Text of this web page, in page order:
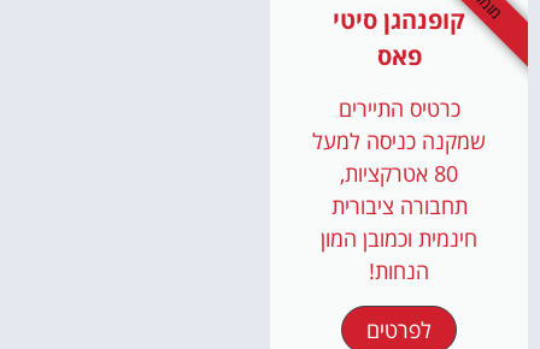
קופנהגן סיטי
פאס
כרטיס התיירים
שמקנה כניסה למעל
80 אטרקציות,
תחבורה ציבורית
חינמית וכמובן המון
הנחות!
לפרטים